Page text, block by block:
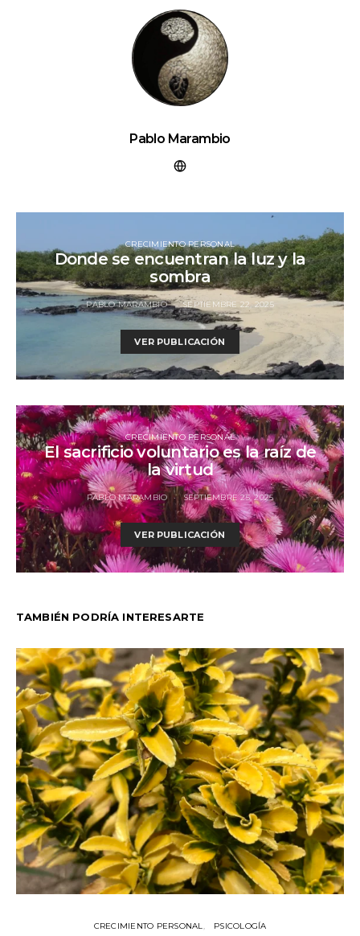
Pablo Marambio
CRECIMIENTO PERSONAL
Donde se encuentran la luz y la
sombra
PABLO MARAMBIO SEPTIEMBRE 22, 2025
VER PUBLICACIÓN
CRECIMIENTO PERSONAL
El sacrificio voluntario es la raíz de
la virtud
PABLO MARAMBIO SEPTIEMBRE 25, 2025
VER PUBLICACIÓN
TAMBIÉN PODRÍA INTERESARTE
CRECIMIENTO PERSONAL PSICOLOGÍA